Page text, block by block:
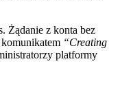
Żądanie z konta bez
“Creating
platformy